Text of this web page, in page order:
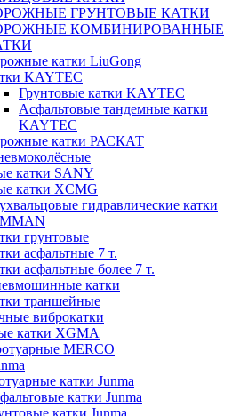
ГРУНТОВЫЕ КАТКИ
КОМБИНИРОВАННЫЕ
катки LiuGong
KAYTEC
Грунтовые катки KAYTEC
Асфальтовые тандемные катки
KAYTEC
катки РАСКАТ
катки SANY
катки XCMG
гидравлические катки
грунтовые
асфальтные 7 т.
асфальтные более 7 т.
катки
траншейные
виброкатки
катки XGMA
MERCO
катки Junma
катки Junma
катки Junma